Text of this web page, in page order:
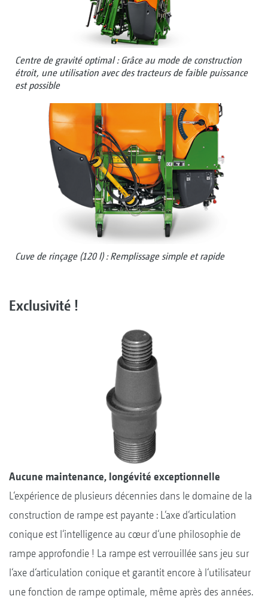
Centre de gravité optimal : Grâce au mode de construction
étroit, une utilisation avec des tracteurs de faible puissance
est possible
Cuve de rinçage (120 l) : Remplissage simple et rapide
Exclusivité !
Aucune maintenance, longévité exceptionnelle
L‘expérience de plusieurs décennies dans le domaine de la
construction de rampe est payante : L‘axe d‘articulation
conique est l‘intelligence au cœur d‘une philosophie de
rampe approfondie ! La rampe est verrouillée sans jeu sur
l‘axe d‘articulation conique et garantit encore à l‘utilisateur
une fonction de rampe optimale, même après des années.